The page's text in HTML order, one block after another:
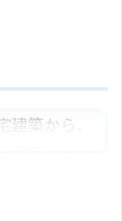
築から、
り、田舎